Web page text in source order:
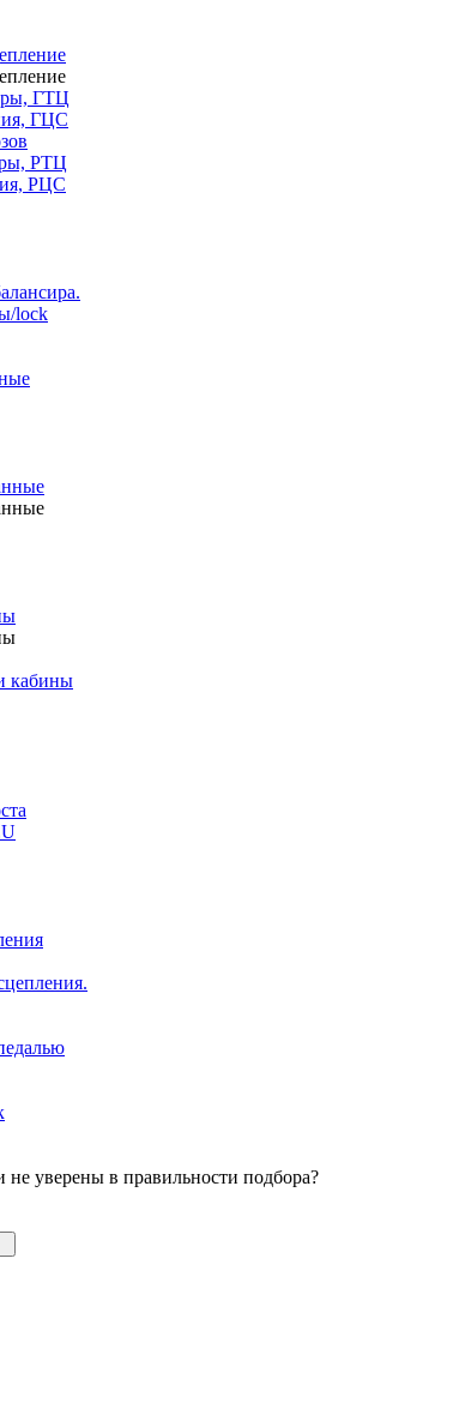
ГТЦ
ГЦС
РТЦ
РЦС
lock
кабины
уверены в правильности подбора?